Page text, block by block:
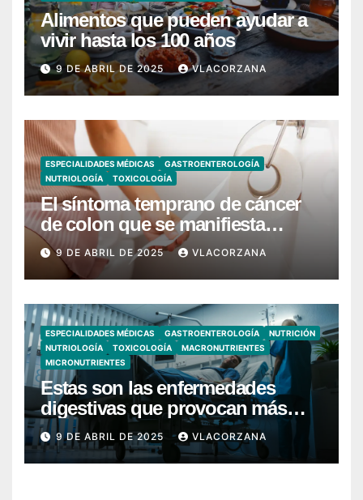
Alimentos que pueden ayudar a
vivir hasta los 100 años
9 DE ABRIL DE 2025 VLACORZANA
ESPECIALIDADES MÉDICAS
GASTROENTEROLOGÍA
NUTRIOLOGÍA
TOXICOLOGÍA
El síntoma temprano de cáncer
de colon que se manifiesta
cuando vas al baño
9 DE ABRIL DE 2025 VLACORZANA
ESPECIALIDADES MÉDICAS GASTROENTEROLOGÍA
NUTRICIÓN
NUTRIOLOGÍA
TOXICOLOGÍA
MACRONUTRIENTES
MICRONUTRIENTES
Estas son las enfermedades
digestivas que provocan más
hospitalizaciones en España
9 DE ABRIL DE 2025 VLACORZANA